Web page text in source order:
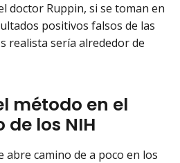
doctor Ruppin, si se toman en
positivos falsos de las
realista sería alrededor de
método en el
los NIH
abre camino de a poco en los